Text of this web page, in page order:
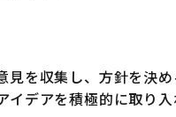
見を収集し、方針を決め
イデアを積極的に取り